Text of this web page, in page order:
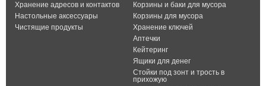
Хранение адресов и контактов
Настольные аксессуары
Чистящие продукты
Корзины и баки для мусора
Корзины для мусора
Хранение ключей
Аптечки
Кейтеринг
Ящики для денег
Стойки под зонт и трость в
прихожую